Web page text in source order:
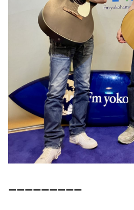
ーーーーーーーーー